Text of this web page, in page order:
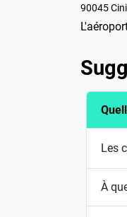
90045
Les
À